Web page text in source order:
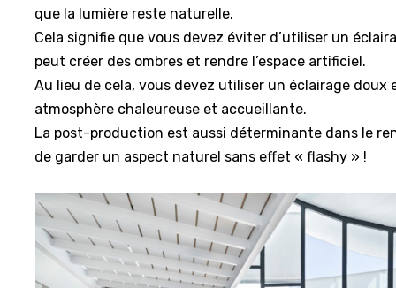
que la lumière reste naturelle.
Cela signifie que vous devez éviter d’utiliser un
peut créer des ombres et rendre l’espace artificiel.
Au lieu de cela, vous devez utiliser un éclairage doux
atmosphère chaleureuse et accueillante.
La post-production est aussi déterminante dans le
de garder un aspect naturel sans effet « flashy » !